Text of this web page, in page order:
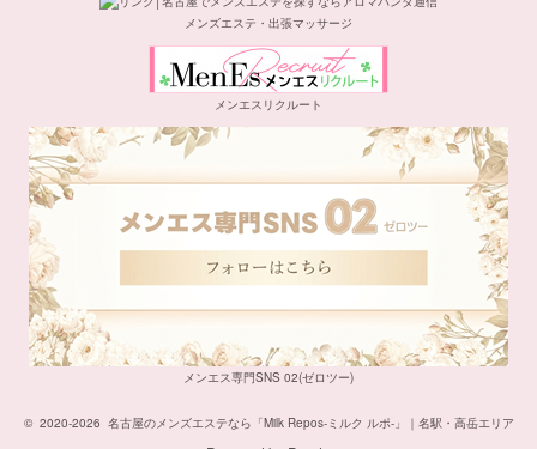
メンズエステ・出張マッサージ
メンエスリクルート
メンエス専門SNS 02(ゼロツー)
© 2020-2026 名古屋のメンズエステなら「Milk Repos-ミルク ルポ-」｜名駅・高岳エリア